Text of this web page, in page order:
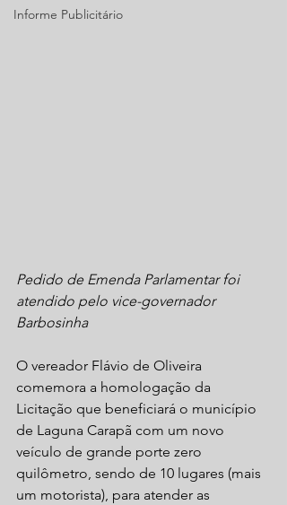
Informe Publicitário
Pedido de Emenda Parlamentar foi
atendido pelo vice-governador
Barbosinha
O vereador Flávio de Oliveira
comemora a homologação da
Licitação que beneficiará o município
de Laguna Carapã com um novo
veículo de grande porte zero
quilômetro, sendo de 10 lugares (mais
um motorista), para atender as